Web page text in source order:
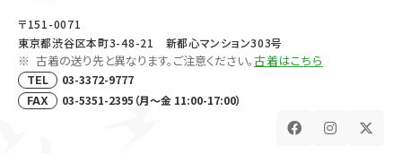
〒151-0071
東京都渋谷区本町3-48-21 新都心マンション303号
古着の送り先と異なります。ご注意ください。古着はこちら
TEL 03-3372-9777
FAX 03-5351-2395（月～金 11:00-17:00）